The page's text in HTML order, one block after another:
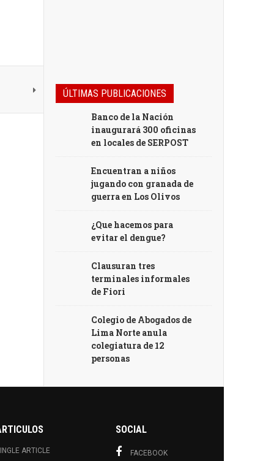
ÚLTIMAS PUBLICACIONES
Banco de la Nación
inaugurará 300 oficinas
en locales de SERPOST
Encuentran a niños
jugando con granada de
guerra en Los Olivos
¿Que hacemos para
evitar el dengue?
Clausuran tres
terminales informales
de Fiori
Colegio de Abogados de
Lima Norte anula
colegiatura de 12
personas
ARTICLE
SOCIAL
FACEBOOK